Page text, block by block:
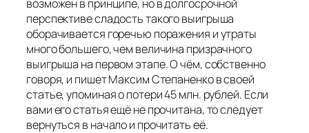
возможен в принципе, но в долгосрочной
перспективе сладость такого выигрыша
оборачивается горечью поражения и утраты
много большего, чем величина призрачного
выигрыша на первом этапе. О чём, собственно
говоря, и пишет Максим Степаненко в своей
статье, упоминая о потери 45 млн. рублей. Если
вами его статья ещё не прочитана, то следует
вернуться в начало и прочитать её.